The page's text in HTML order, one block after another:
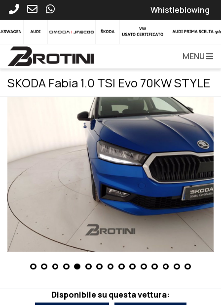
Whistleblowing
MENU
SKODA Fabia 1.0 TSI Evo 70KW STYLE
Disponibile su questa vettura: